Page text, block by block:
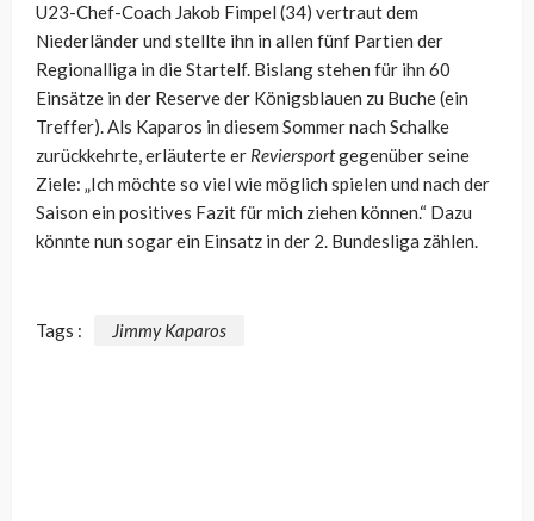
U23-Chef-Coach Jakob Fimpel (34) vertraut dem
Niederländer und stellte ihn in allen fünf Partien der
Regionalliga in die Startelf. Bislang stehen für ihn 60
Einsätze in der Reserve der Königsblauen zu Buche (ein
Treffer). Als Kaparos in diesem Sommer nach Schalke
zurückkehrte, erläuterte er Reviersportgegenüber seine
Ziele: „Ich möchte so viel wie möglich spielen und nach der
Saison ein positives Fazit für mich ziehen können.“ Dazu
könnte nun sogar ein Einsatz in der 2. Bundesliga zählen.
Tags : Jimmy Kaparos